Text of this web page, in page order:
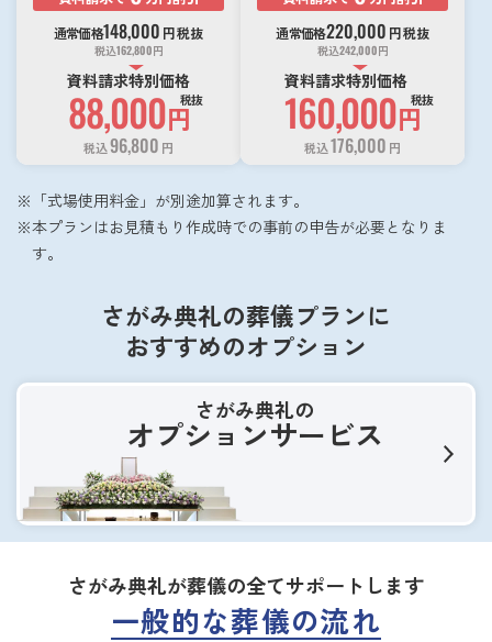
通常価格148,000 円税抜
税込162,800円
資料請求特別価格
88,000円
税抜
税込96,800 円
通常価格220,000 円税抜
税込242,000円
資料請求特別価格
160,000円
税抜
税込176,000 円
「式場使用料金」が別途加算されます。
本プランはお見積もり作成時での事前の申告が必要となりま
す。
さがみ典礼の葬儀プランに
おすすめのオプション
さがみ典礼の
オプションサービス
さがみ典礼が葬儀の全てサポートします
一般的な葬儀の流れ